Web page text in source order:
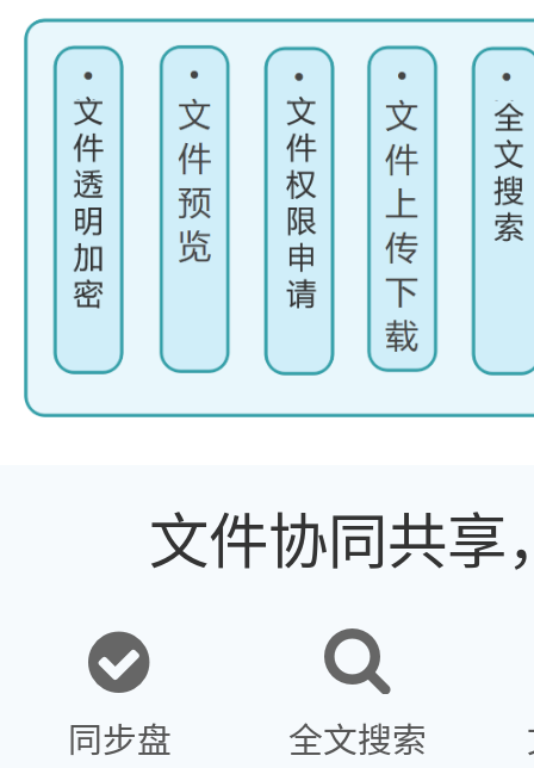
文件协同共享
同步盘 全文搜索